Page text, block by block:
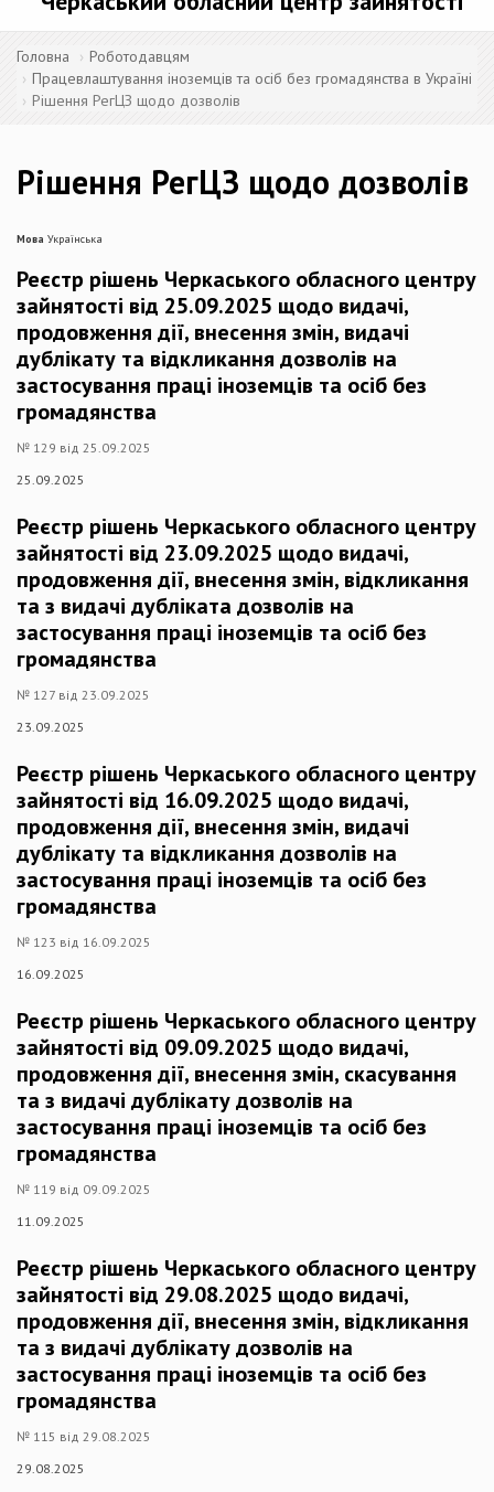
Головна
Роботодавцям
Працевлаштування іноземців та осіб без громадянства в Україні
Рішення РегЦЗ щодо дозволів
Рішення РегЦЗ щодо дозволів
Мова Українська
Реєстр рішень Черкаського обласного центру
зайнятості від 25.09.2025 щодо видачі,
продовження дії, внесення змін, видачі
дублікату та відкликання дозволів на
застосування праці іноземців та осіб без
громадянства
№ 129 від 25.09.2025
25.09.2025
Реєстр рішень Черкаського обласного центру
зайнятості від 23.09.2025 щодо видачі,
продовження дії, внесення змін, відкликання
та з видачі дубліката дозволів на
застосування праці іноземців та осіб без
громадянства
№ 127 від 23.09.2025
23.09.2025
Реєстр рішень Черкаського обласного центру
зайнятості від 16.09.2025 щодо видачі,
продовження дії, внесення змін, видачі
дублікату та відкликання дозволів на
застосування праці іноземців та осіб без
громадянства
№ 123 від 16.09.2025
16.09.2025
Реєстр рішень Черкаського обласного центру
зайнятості від 09.09.2025 щодо видачі,
продовження дії, внесення змін, скасування
та з видачі дублікату дозволів на
застосування праці іноземців та осіб без
громадянства
№ 119 від 09.09.2025
11.09.2025
Реєстр рішень Черкаського обласного центру
зайнятості від 29.08.2025 щодо видачі,
продовження дії, внесення змін, відкликання
та з видачі дублікату дозволів на
застосування праці іноземців та осіб без
громадянства
№ 115 від 29.08.2025
29.08.2025